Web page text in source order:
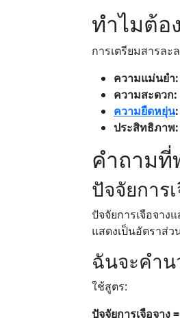
ทำไมต้อ
การเตรียมสารล
ความแม่นยำ:
ความสะดวก:
ความยืดหยุ่น:
ประสิทธิภาพ:
คำถามที่
ปัจจัยการ
ปัจจัยการเจือจาง
แสดงเป็นอัตราส่ว
ฉันจะคำน
ใช้สูตร:
ปัจจัยการเจือจาง =